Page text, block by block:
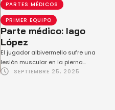
PARTES MÉDICOS
PRIMER EQUIPO
Parte médico: Iago
López
El jugador albivermello sufre una
lesión muscular en la pierna
izquierdaSEPTIEMBRE 25, 2025